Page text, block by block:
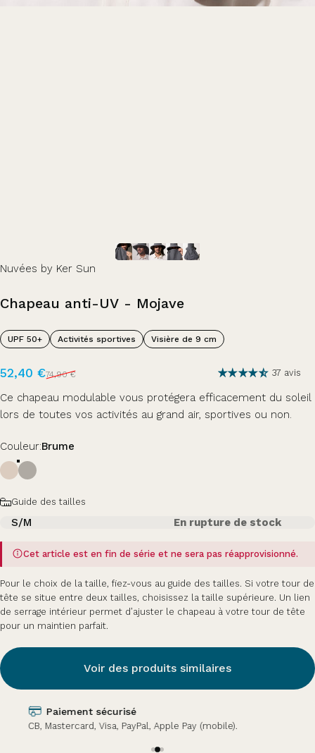
Nuvées by Ker Sun
Chapeau anti-UV - Mojave
UPF 50+ Activités sportives Visière de 9 cm
Prix promotionnel
52,40 €
Prix habituel
74,90 € 37 avis
Ce chapeau modulable vous protégera efficacement du soleil
lors de toutes vos activités au grand air, sportives ou non.
Couleur
Couleur:Brume
TailleGuide des tailles
S/M En rupture de stock
Cet article est en fin de série et ne sera pas réapprovisionné.
Pour le choix de la taille, fiez-vous au guide des tailles. Si votre tour de
tête se situe entre deux tailles, choisissez la taille supérieure. Un lien
de serrage intérieur permet d’ajuster le chapeau à votre tour de tête
pour un maintien parfait.
Voir des produits similaires
Paiement sécurisé
CB, Mastercard, Visa, PayPal, Apple Pay (mobile).